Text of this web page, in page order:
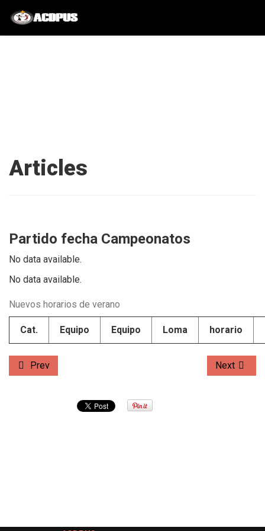
Articles
Partido fecha Campeonatos
No data available.
No data available.
Nuevos horarios de verano
Cat. Equipo Equipo Loma horario
Prev Next